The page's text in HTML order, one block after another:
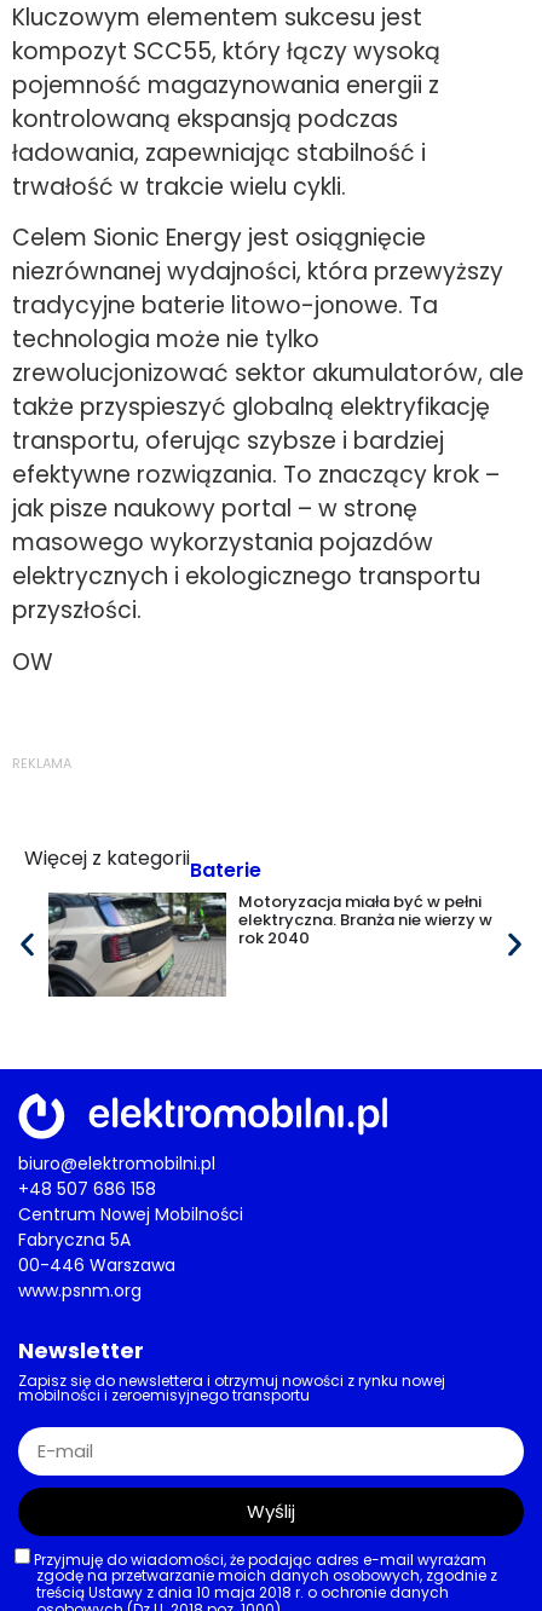
Kluczowym elementem sukcesu jest
kompozyt SCC55, który łączy wysoką
pojemność magazynowania energii z
kontrolowaną ekspansją podczas
ładowania, zapewniając stabilność i
trwałość w trakcie wielu cykli.
Celem Sionic Energy jest osiągnięcie
niezrównanej wydajności, która przewyższy
tradycyjne baterie litowo-jonowe. Ta
technologia może nie tylko
zrewolucjonizować sektor akumulatorów, ale
także przyspieszyć globalną elektryfikację
transportu, oferując szybsze i bardziej
efektywne rozwiązania. To znaczący krok –
jak pisze naukowy portal – w stronę
masowego wykorzystania pojazdów
elektrycznych i ekologicznego transportu
przyszłości.
OW
REKLAMA
Więcej z kategoriiBaterie
Motoryzacja miała być w pełni
elektryczna. Branża nie wierzy w
rok 2040
biuro@elektromobilni.pl
+48 507 686 158
Centrum Nowej Mobilności
Fabryczna 5A
00-446 Warszawa
www.psnm.org
Newsletter
Zapisz się do newslettera i otrzymuj nowości z rynku nowej
mobilności i zeroemisyjnego transportu
Przyjmuję do wiadomości, że podając adres e-mail wyrażam
zgodę na przetwarzanie moich danych osobowych, zgodnie z
treścią Ustawy z dnia 10 maja 2018 r. o ochronie danych
Wyślij